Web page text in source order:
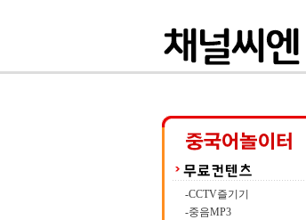
-CCTV즐기기
-중음MP3